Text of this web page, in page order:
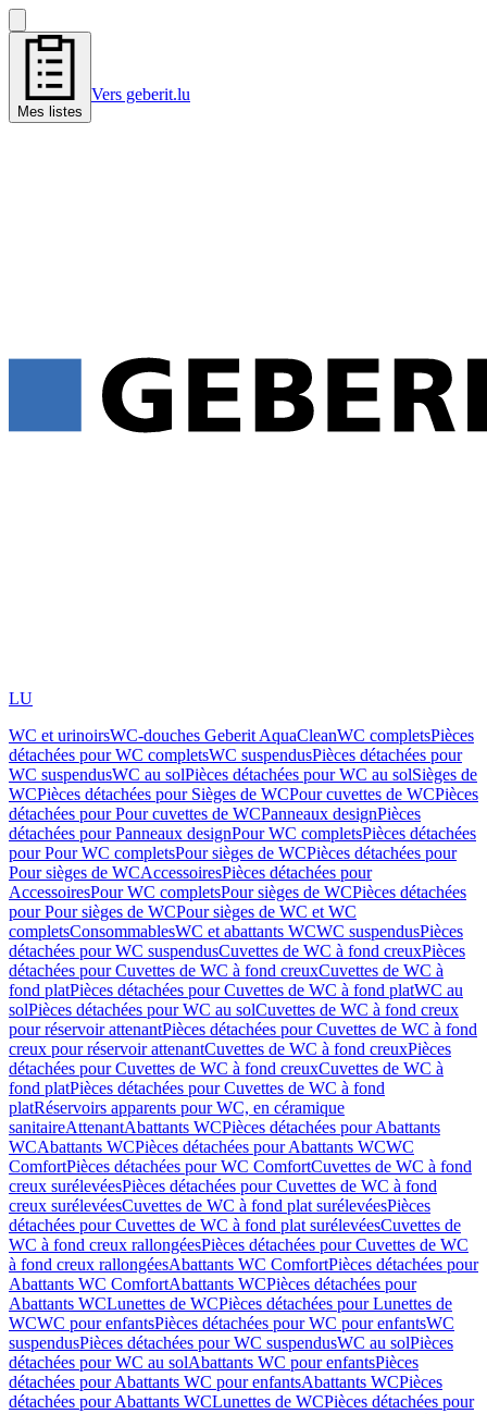
Mes listes
Vers geberit.lu
LU
WC et urinoirsWC-douches Geberit AquaCleanWC completsPièces
détachées pour WC completsWC suspendusPièces détachées pour
WC suspendusWC au solPièces détachées pour WC au solSièges de
WCPièces détachées pour Sièges de WCPour cuvettes de WCPièces
détachées pour Pour cuvettes de WCPanneaux designPièces
détachées pour Panneaux designPour WC completsPièces détachées
pour Pour WC completsPour sièges de WCPièces détachées pour
Pour sièges de WCAccessoiresPièces détachées pour
AccessoiresPour WC completsPour sièges de WCPièces détachées
pour Pour sièges de WCPour sièges de WC et WC
completsConsommablesWC et abattants WCWC suspendusPièces
détachées pour WC suspendusCuvettes de WC à fond creuxPièces
détachées pour Cuvettes de WC à fond creuxCuvettes de WC à
fond platPièces détachées pour Cuvettes de WC à fond platWC au
solPièces détachées pour WC au solCuvettes de WC à fond creux
pour réservoir attenantPièces détachées pour Cuvettes de WC à fond
creux pour réservoir attenantCuvettes de WC à fond creuxPièces
détachées pour Cuvettes de WC à fond creuxCuvettes de WC à
fond platPièces détachées pour Cuvettes de WC à fond
platRéservoirs apparents pour WC, en céramique
sanitaireAttenantAbattants WCPièces détachées pour Abattants
WCAbattants WCPièces détachées pour Abattants WCWC
ComfortPièces détachées pour WC ComfortCuvettes de WC à fond
creux surélevéesPièces détachées pour Cuvettes de WC à fond
creux surélevéesCuvettes de WC à fond plat surélevéesPièces
détachées pour Cuvettes de WC à fond plat surélevéesCuvettes de
WC à fond creux rallongéesPièces détachées pour Cuvettes de WC
à fond creux rallongéesAbattants WC ComfortPièces détachées pour
Abattants WC ComfortAbattants WCPièces détachées pour
Abattants WCLunettes de WCPièces détachées pour Lunettes de
WCWC pour enfantsPièces détachées pour WC pour enfantsWC
suspendusPièces détachées pour WC suspendusWC au solPièces
détachées pour WC au solAbattants WC pour enfantsPièces
détachées pour Abattants WC pour enfantsAbattants WCPièces
détachées pour Abattants WCLunettes de WCPièces détachées pour